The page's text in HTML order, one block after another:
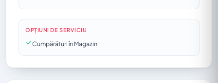
OPȚIUNI DE SERVICIU
Cumpărături în Magazin